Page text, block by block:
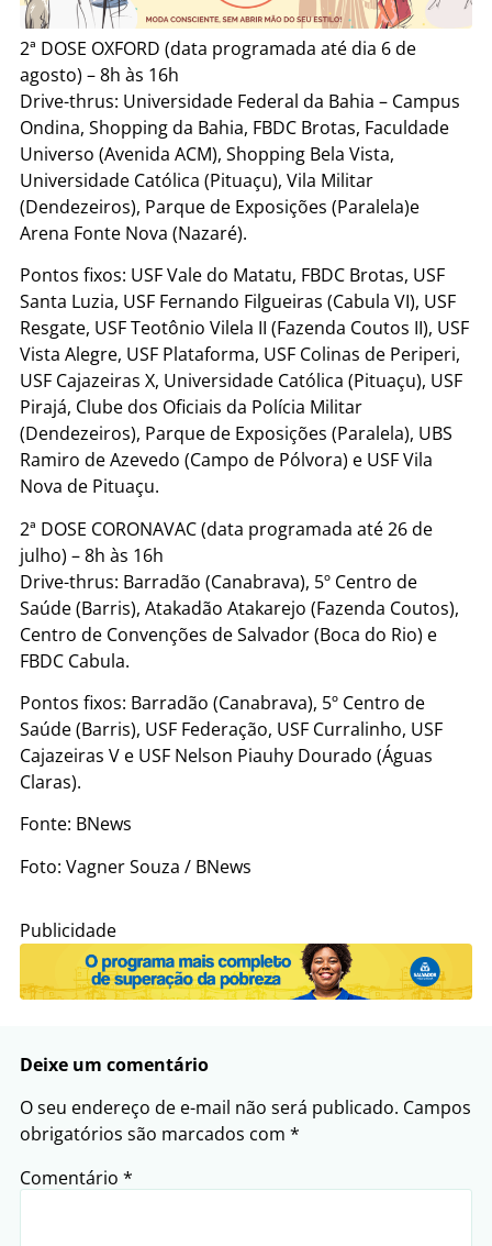
2ª DOSE OXFORD (data programada até dia 6 de
agosto) – 8h às 16h
Drive-thrus: Universidade Federal da Bahia – Campus
Ondina, Shopping da Bahia, FBDC Brotas, Faculdade
Universo (Avenida ACM), Shopping Bela Vista,
Universidade Católica (Pituaçu), Vila Militar
(Dendezeiros), Parque de Exposições (Paralela)e
Arena Fonte Nova (Nazaré).
Pontos fixos: USF Vale do Matatu, FBDC Brotas, USF
Santa Luzia, USF Fernando Filgueiras (Cabula VI), USF
Resgate, USF Teotônio Vilela II (Fazenda Coutos II), USF
Vista Alegre, USF Plataforma, USF Colinas de Periperi,
USF Cajazeiras X, Universidade Católica (Pituaçu), USF
Pirajá, Clube dos Oficiais da Polícia Militar
(Dendezeiros), Parque de Exposições (Paralela), UBS
Ramiro de Azevedo (Campo de Pólvora) e USF Vila
Nova de Pituaçu.
2ª DOSE CORONAVAC (data programada até 26 de
julho) – 8h às 16h
Drive-thrus: Barradão (Canabrava), 5º Centro de
Saúde (Barris), Atakadão Atakarejo (Fazenda Coutos),
Centro de Convenções de Salvador (Boca do Rio) e
FBDC Cabula.
Pontos fixos: Barradão (Canabrava), 5º Centro de
Saúde (Barris), USF Federação, USF Curralinho, USF
Cajazeiras V e USF Nelson Piauhy Dourado (Águas
Claras).
Fonte: BNews
Foto: Vagner Souza / BNews
Publicidade
Deixe um comentário
O seu endereço de e-mail não será publicado. Campos
obrigatórios são marcados com *
Comentário *